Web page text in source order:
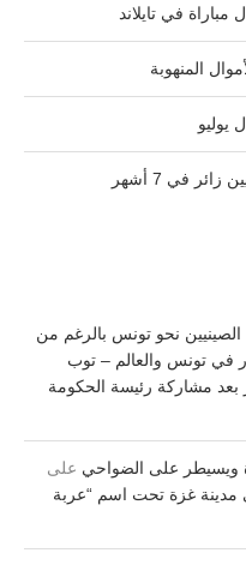
المنهوبة
نحو تونس بالرغم من
في تونس والعالم – توب
مشاركة رئيسة الحكومة
ويسيطر على الضواحي على
مدينة غزة تحت اسم “عربة